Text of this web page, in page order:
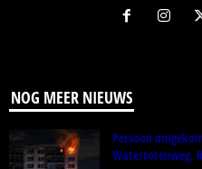
NOG MEER NIEUWS
Persoon
Watertorenweg,